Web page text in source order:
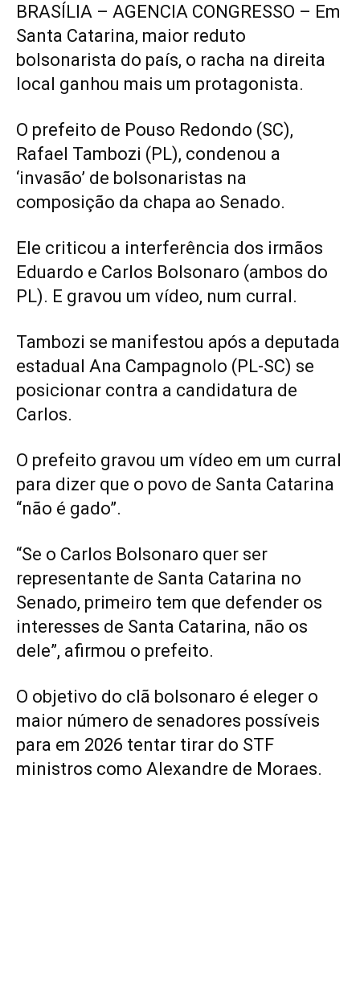
BRASÍLIA – AGENCIA CONGRESSO – Em
Santa Catarina, maior reduto
bolsonarista do país, o racha na direita
local ganhou mais um protagonista.
O prefeito de Pouso Redondo (SC),
Rafael Tambozi (PL), condenou a
‘invasão’ de bolsonaristas na
composição da chapa ao Senado.
Ele criticou a interferência dos irmãos
Eduardo e Carlos Bolsonaro (ambos do
PL). E gravou um vídeo, num curral.
Tambozi se manifestou após a deputada
estadual Ana Campagnolo (PL-SC) se
posicionar contra a candidatura de
Carlos.
O prefeito gravou um vídeo em um curral
para dizer que o povo de Santa Catarina
“não é gado”.
“Se o Carlos Bolsonaro quer ser
representante de Santa Catarina no
Senado, primeiro tem que defender os
interesses de Santa Catarina, não os
dele”, afirmou o prefeito.
O objetivo do clã bolsonaro é eleger o
maior número de senadores possíveis
para em 2026 tentar tirar do STF
ministros como Alexandre de Moraes.